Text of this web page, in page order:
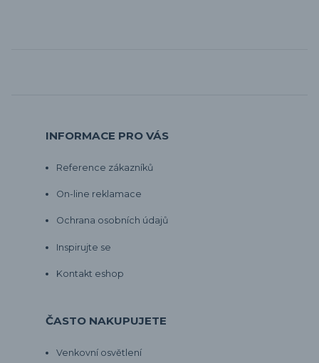
INFORMACE PRO VÁS
Reference zákazníků
On-line reklamace
Ochrana osobních údajů
Inspirujte se
Kontakt eshop
ČASTO NAKUPUJETE
Venkovní osvětlení